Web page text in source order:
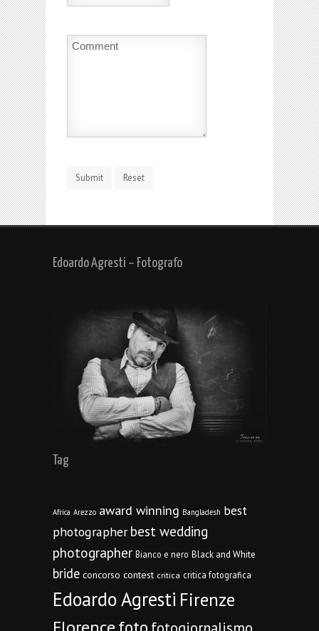
Edoardo Agresti – Fotografo
Tag
Africa Arezzo award winning Bangladesh best
photographer best wedding
photographer Bianco e nero Black and White
bride concorso contest critica critica fotografica
Edoardo Agresti Firenze